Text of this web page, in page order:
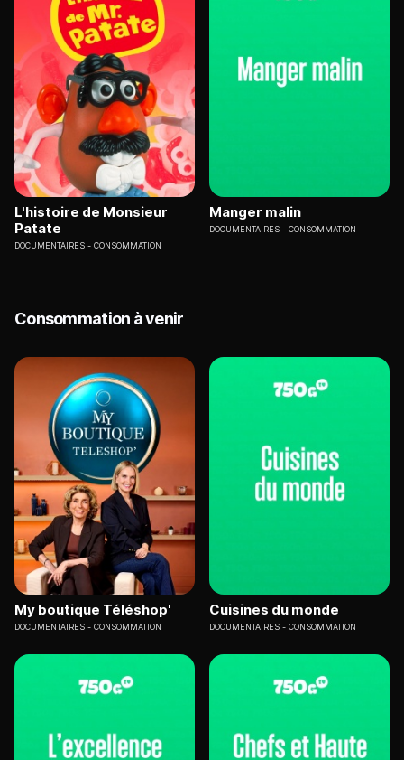
L'histoire de Monsieur
Patate
DOCUMENTAIRES CONSOMMATION
Manger malin
DOCUMENTAIRES CONSOMMATION
Consommation à venir
My boutique Téléshop'
DOCUMENTAIRES CONSOMMATION
Cuisines du monde
DOCUMENTAIRES CONSOMMATION